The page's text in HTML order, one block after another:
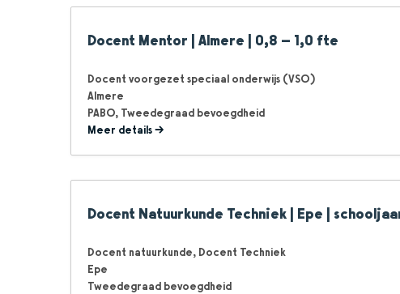
Docent Mentor | Almere | 0,8 – 1,0 fte
Docent voorgezet speciaal onderwijs (VSO)
Almere
PABO Tweedegraad bevoegdheid
Meer details
Docent Natuurkunde Techniek | Epe |
Docent natuurkunde Docent Techniek
Epe
Tweedegraad bevoegdheid